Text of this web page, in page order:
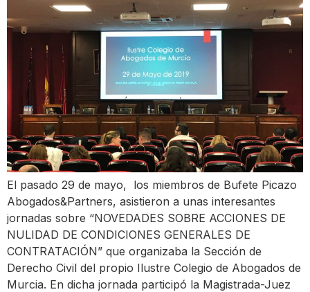
El pasado 29 de mayo, los miembros de Bufete Picazo
Abogados&Partners, asistieron a unas interesantes
jornadas sobre “NOVEDADES SOBRE ACCIONES DE
NULIDAD DE CONDICIONES GENERALES DE
CONTRATACIÓN” que organizaba la Sección de
Derecho Civil del propio Ilustre Colegio de Abogados de
Murcia. En dicha jornada participó la Magistrada-Juez